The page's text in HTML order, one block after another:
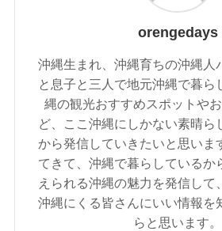
orengedays
沖縄生まれ、沖縄育ちの沖縄人
と息子と三人で地元沖縄で暮ら
縄の観光おすすめスポットや
ど、ここ沖縄にしかない素晴ら
から発信していきたいと思いま
てきて、沖縄で暮らしているか
えられる沖縄の魅力を発信して
沖縄にくる皆さんにいい情報を
らと思います。